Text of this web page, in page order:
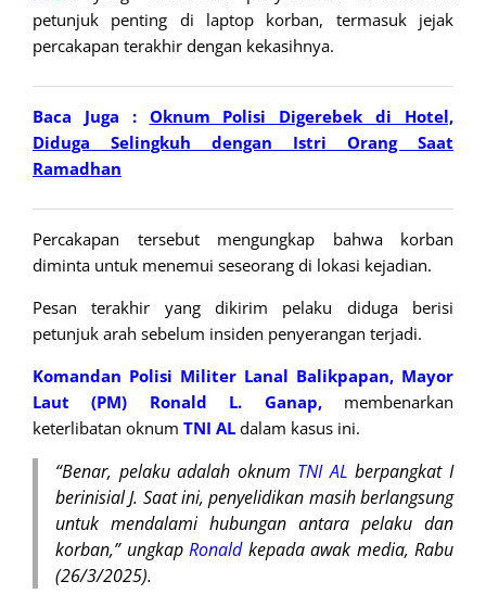
petunjuk penting di laptop korban, termasuk jejak
percakapan terakhir dengan kekasihnya.
Baca Juga : Oknum Polisi Digerebek di Hotel,
Diduga Selingkuh dengan Istri Orang Saat
Ramadhan
Percakapan tersebut mengungkap bahwa korban
diminta untuk menemui seseorang di lokasi kejadian.
Pesan terakhir yang dikirim pelaku diduga berisi
petunjuk arah sebelum insiden penyerangan terjadi.
Komandan Polisi Militer Lanal Balikpapan, Mayor
Laut (PM) Ronald L. Ganap,
membenarkan
keterlibatan oknum TNI AL dalam kasus ini.
“Benar, pelaku adalah oknum TNI AL berpangkat I
berinisial J. Saat ini, penyelidikan masih berlangsung
untuk mendalami hubungan antara pelaku dan
korban,” ungkap Ronaldkepada awak media, Rabu
(26/3/2025).